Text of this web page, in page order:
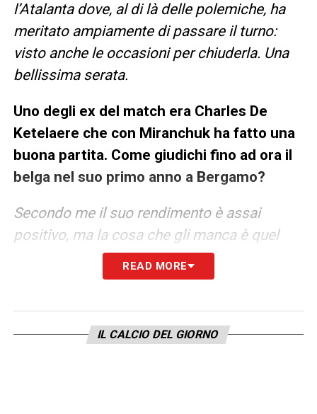
l’Atalanta dove, al di là delle polemiche, ha
meritato ampiamente di passare il turno:
visto anche le occasioni per chiuderla. Una
bellissima serata.
Uno degli ex del match era Charles De
Ketelaere che con Miranchuk ha fatto una
buona partita. Come giudichi fino ad ora il
belga nel suo primo anno a Bergamo?
Secondo me il suo rendimento è assai
positivo, ma la cosa che gli manca è quel
pizzico di cattiveria in più che lo renderebbe
più cinico. Lo trasmette poco in un contesto
straordinario, tecnicamente molto valido.
READ MORE
IL CALCIO DEL GIORNO